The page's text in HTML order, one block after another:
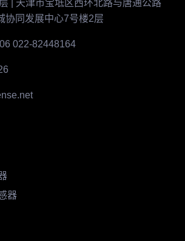
| 天津市宝坻区西环北路与唐通公路
协同发展中心7号楼2层
022-82448164
器